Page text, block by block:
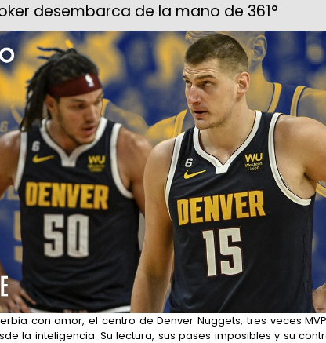
desembarca de la mano de 361°
con amor, el centro de Denver Nuggets, tres veces
la inteligencia. Su lectura, sus pases imposibles y su